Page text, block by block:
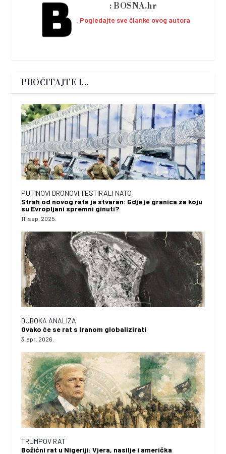
BOSNA.hr
Pogledajte sve članke ovog autora
PROČITAJTE I...
PUTINOVI DRONOVI TESTIRALI NATO
Strah od novog rata je stvaran: Gdje je granica za koju
su Evropljani spremni ginuti?
11. sep. 2025.
DUBOKA ANALIZA
Ovako će se rat s Iranom globalizirati
3. apr. 2026.
TRUMPOV RAT
Božićni rat u Nigeriji: Vjera, nasilje i američka